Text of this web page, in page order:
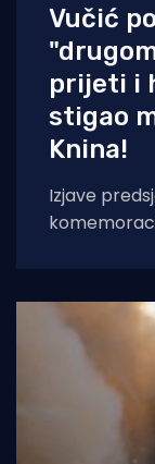
Vučić
prijeti i
stigao
Knina!
Izjave